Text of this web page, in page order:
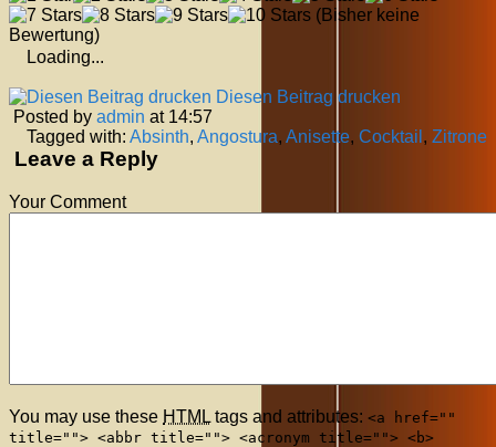
(Bisher keine
Bewertung)
Loading...
Diesen Beitrag drucken
Posted by admin at 14:57
Tagged with: Absinth, Angostura, Anisette, Cocktail , Zitrone
Leave a Reply
Your Comment
You may use these HTML tags and attributes: <a href=""
title=""> <abbr title=""> <acronym title=""> <b>